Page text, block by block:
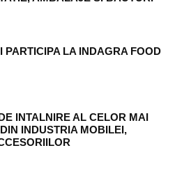
PARTICIPA LA INDAGRA FOOD
INTALNIRE AL CELOR MAI
INDUSTRIA MOBILEI,